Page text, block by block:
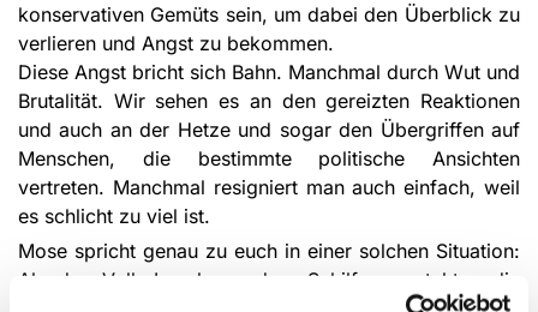
konservativen Gemüts sein, um dabei den Überblick zu
verlieren und Angst zu bekommen.
Diese Angst bricht sich Bahn. Manch­mal durch Wut und
Brutalität. Wir sehen es an den gereizten Reaktionen
und auch an der Hetze und sogar den Über­griffen auf
Men­schen, die bestimm­te politische Ansich­ten
vertreten. Manch­mal resig­niert man auch einfach, weil
es schlicht zu viel ist.
Mose spricht genau zu euch in einer solchen Situation:
Als das Volk Israel vor dem Schilfmeer steht – die